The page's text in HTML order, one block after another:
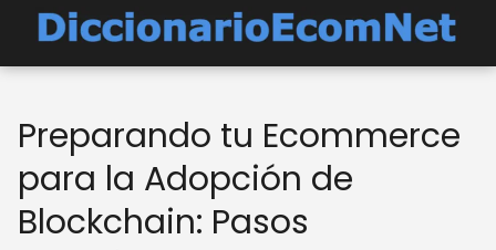
Preparando tu Ecommerce
para la Adopción de
Blockchain: Pasos